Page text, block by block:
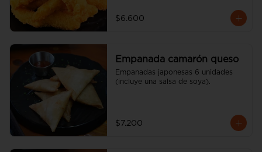
$6.600
Empanada camarón queso
Empanadas japonesas 6 unidades
(incluye una salsa de soya).
$7.200